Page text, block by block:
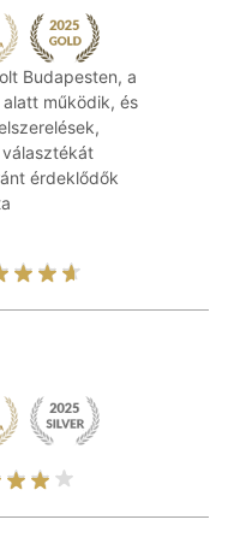
Budapesten, a
működik, és
érdeklődők